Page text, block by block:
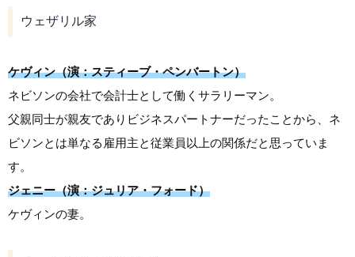
ウェザリル家
ケヴィン（演：スティーブ・ペンバートン）
ネビソンの会社で会計士として働くサラリーマン。
父親同士が親友でありビジネスパートナーだったことから、ネ
ビソンとは単なる雇用主と従業員以上の関係だと思っていま
す。
ジェニー（演：ジュリア・フォード）
ケヴィンの妻。